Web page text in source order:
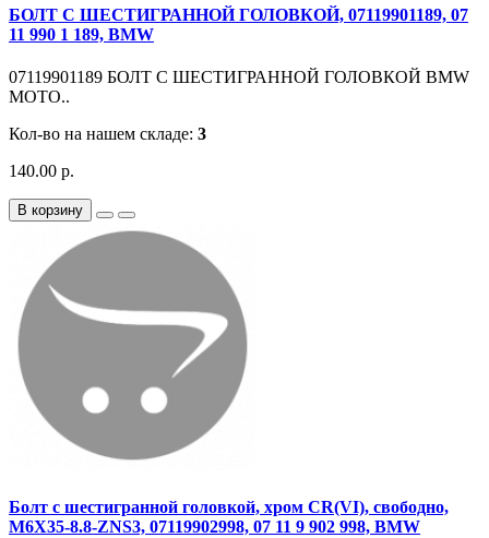
БОЛТ С ШЕСТИГРАННОЙ ГОЛОВКОЙ, 07119901189, 07
11 990 1 189, BMW
07119901189 БОЛТ С ШЕСТИГРАННОЙ ГОЛОВКОЙ BMW
MOTO..
Кол-во на нашем складе: 3
140.00 р.
В корзину
Болт с шестигранной головкой, хром CR(VI), свободно,
M6X35-8.8-ZNS3, 07119902998, 07 11 9 902 998, BMW